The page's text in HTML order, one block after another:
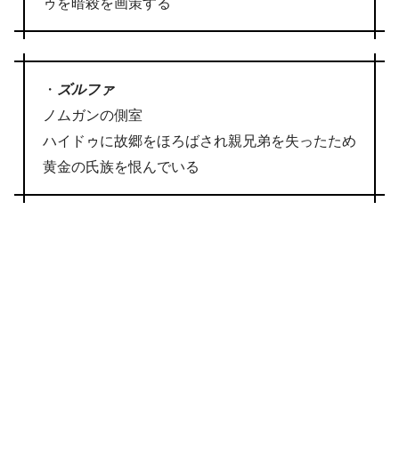
ゥを暗殺を画策する
・ ズルファ
ノムガンの側室
ハイドゥに故郷をほろばされ親兄弟を失ったため
黄金の氏族を恨んでいる